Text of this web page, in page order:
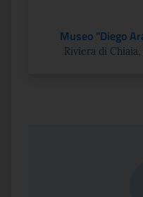
Museo "Diego
Riviera di